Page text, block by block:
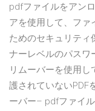
pdfファイルをアン
アを使用して、ファ
ためのセキュリティ
ナーレベルのパスワ
リムーバーを使用し
護されていないPDF
ーバー– pdfファイ